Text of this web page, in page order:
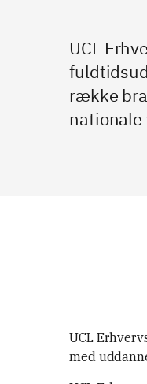
UCL
række
nationale
UCL
med